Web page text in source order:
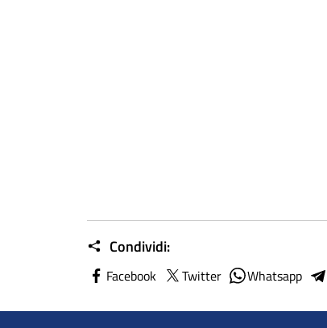
Condividi:
Facebook Twitter Whatsapp